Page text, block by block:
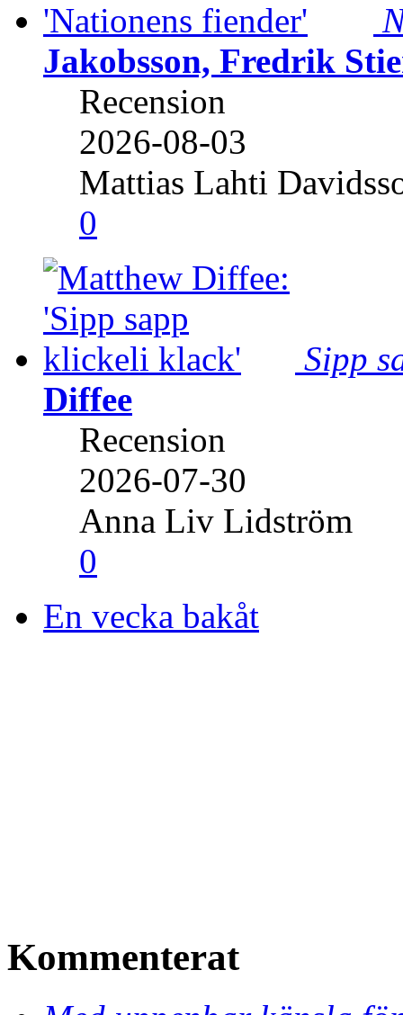
Jakobsson, Fredrik
Recension
2026-08-03
Mattias Lahti
0
Sipp
Diffee
Recension
2026-07-30
Anna Liv Lidström
0
En vecka bakåt
Kommenterat